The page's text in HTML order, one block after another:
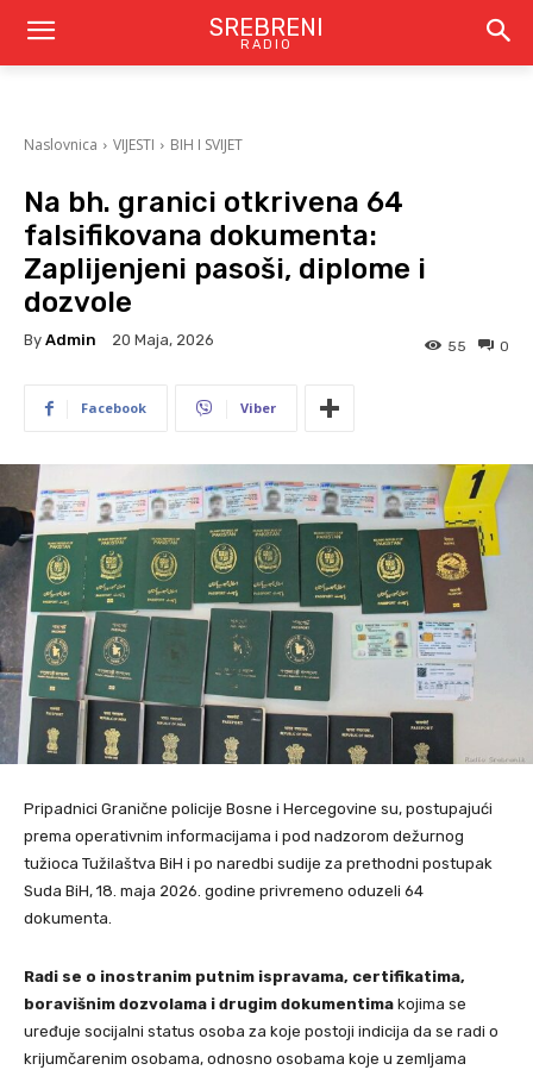
SREBRENI
RADIO
Naslovnica VIJESTI BIH I SVIJET
Na bh. granici otkrivena 64
falsifikovana dokumenta:
Zaplijenjeni pasoši, diplome i
dozvole
By Admin 20 Maja, 2026 0
55
Facebook Viber
Pripadnici Granične policije Bosne i Hercegovine su, postupajući
prema operativnim informacijama i pod nadzorom dežurnog
tužioca Tužilaštva BiH i po naredbi sudije za prethodni postupak
Suda BiH, 18. maja 2026. godine privremeno oduzeli 64
dokumenta.
Radi se o inostranim putnim ispravama, certifikatima,
boravišnim dozvolama i drugim dokumentima kojima se
uređuje socijalni status osoba za koje postoji indicija da se radi o
krijumčarenim osobama, odnosno osobama koje u zemljama